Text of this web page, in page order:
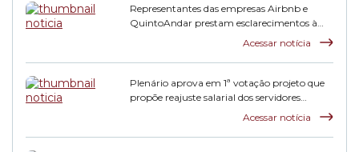
Representantes das empresas Airbnb e
QuintoAndar prestam esclarecimentos à
Acessar notícia
Plenário aprova em 1ª votação projeto que
propõe reajuste salarial dos servidores
Acessar notícia